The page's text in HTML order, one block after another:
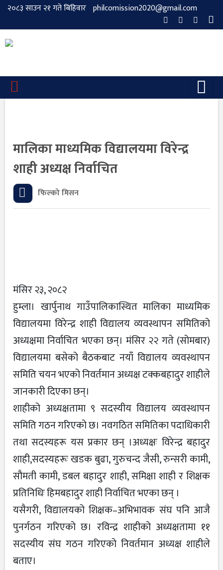
२०८३ साउन २१ गते बिहिवार philcomission2020@gmail.com
मालिका माध्यमिक विद्यालयमा विरेन्द्र
शाही अध्यक्ष निर्वाचित
फिल्को मिसन
मंसिर २३, २०८२
हुम्ला। खार्पुनाथ गाउँपालिकास्थित मालिका माध्यमिक
विद्यालयमा विरेन्द्र शाही विद्यालय व्यवस्थापन समितिको
अध्यक्षमा निर्वाचित भएका छन्। मंसिर २२ गते (सोमबार)
विद्यालयमा बसेको बैठकबाट नयाँ विद्यालय व्यवस्थापन
समिति चयन भएको निवर्तमान अध्यक्ष टक्कबहादुर शाहीले
जानकारी दिएका छन्।
शाहीको अध्यक्षतामा ९ सदस्यीय विद्यालय व्यवस्थापन
समिति गठन गरिएको छ। नवगठित समितिका पदाधिकारी
तथा सदस्यहरू यस प्रकार छन् ।अध्यक्षः विरेन्द्र बहादुर
शाही,सदस्यहरूः खडक बुढा, गुरुचन्द जैसी, रुन्सरी कामी,
सौमती कामी, डबल बहादुर शाही, समिक्षा शाही र शिक्षक
प्रतिनिधिः हिमबहादुर शाही निर्वाचित भएका छन् ।
यसैगरी, विद्यालयको शिक्षक–अभिभावक संघ पनि आजै
पुनर्गठन गरिएको छ। रविन्द्र शाहीको अध्यक्षतामा ११
सदस्यीय संघ गठन गरिएको निवर्तमान अध्यक्ष शाहीले
बताए।